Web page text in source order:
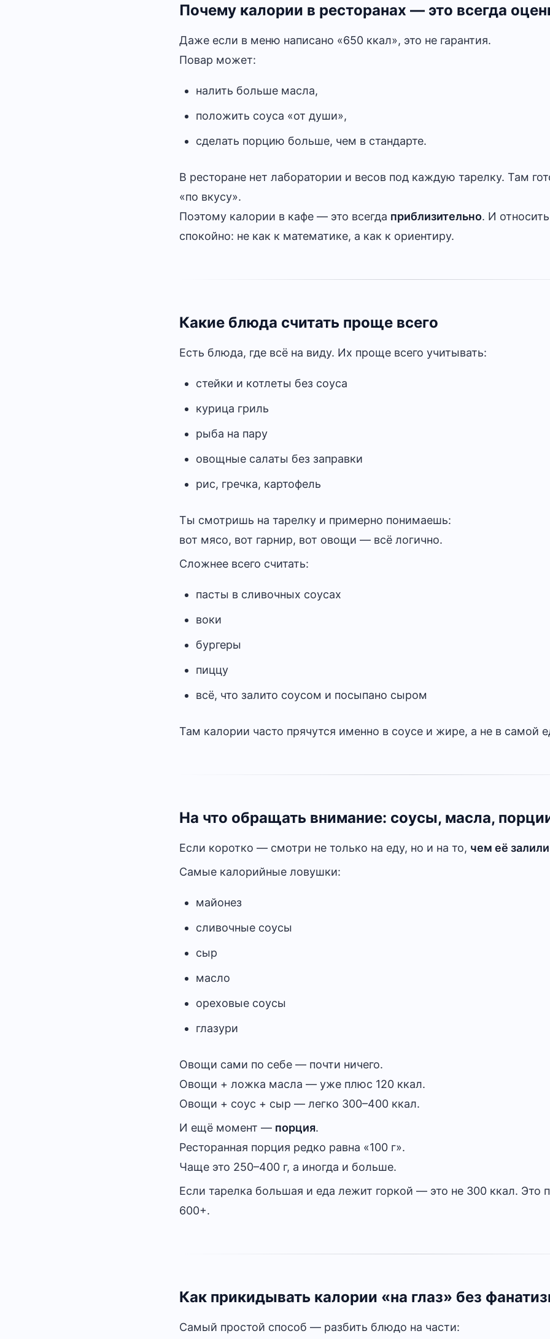
Почему калории в ресторанах — это всегда
Даже если в меню написано «650 ккал», это не гарантия.
Повар может:
налить больше масла,
положить соуса «от души»,
сделать порцию больше, чем в стандарте.
В ресторане нет лаборатории и весов под каждую тарелку. Там
«по вкусу».
Поэтому калории в кафе — это всегда приблизительно. И
спокойно: не как к математике, а как к ориентиру.
Какие блюда считать проще всего
Есть блюда, где всё на виду. Их проще всего учитывать:
стейки и котлеты без соуса
курица гриль
рыба на пару
овощные салаты без заправки
рис, гречка, картофель
Ты смотришь на тарелку и примерно понимаешь:
вот мясо, вот гарнир, вот овощи — всё логично.
Сложнее всего считать:
пасты в сливочных соусах
воки
бургеры
пиццу
всё, что залито соусом и посыпано сыром
Там калории часто прячутся именно в соусе и жире, а не в самой
На что обращать внимание: соусы, масла,
Если коротко — смотри не только на еду, но и на то, чем её залили
Самые калорийные ловушки:
майонез
сливочные соусы
сыр
масло
ореховые соусы
глазури
Овощи сами по себе — почти ничего.
Овощи + ложка масла — уже плюс 120 ккал.
Овощи + соус + сыр — легко 300–400 ккал.
И ещё момент — порция.
Ресторанная порция редко равна «100 г».
Чаще это 250–400 г, а иногда и больше.
Если тарелка большая и еда лежит горкой — это не 300 ккал. Это
600+.
Как прикидывать калории «на глаз» без
Самый простой способ — разбить блюдо на части: